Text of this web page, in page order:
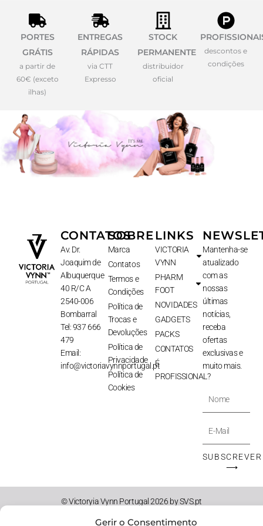
Gerir o Consentimento
PORTES
GRÁTIS
a partir de
60€ (exceto
ilhas)
ENTREGAS
RÁPIDAS
via CTT
Expresso
STOCK
PERMANENTE
distribuidor
oficial
descontos e
condições
CONTATOS
Av. Dr.
Joaquim de
Albuquerque
40 R/C A
2540-006
Bombarral
Tel: 937 666
479
Email:
info@victoriavynnportugal.pt
SOBRE
Marca
Contatos
Termos e
Condições
Política de
Trocas e
Devoluções
Política de
Privacidade
Política de
Cookies
LINKS
VICTORIA
VYNN
PHARM
FOOT
NOVIDADES
GADGETS
PACKS
CONTATOS
É
PROFISSIONAL?
Mantenha-se
atualizado
com as
nossas
últimas
notícias,
receba
ofertas
exclusivas e
muito mais.
Nome
E-
Mail
SUBSCREVER
⟶
© Victoryia Vynn Portugal 2026 by SVS.pt